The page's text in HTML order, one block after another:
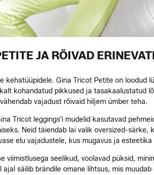
JA RÕIVAD
kehatüüpidele. Gina Tricot Petite on
kohandatud pikkused ja tasakaalustatud
vajadust rõivaid hiljem ümber teha.
Tricot leggings'i mudelid kasutavad
Neid täiendab lai valik oversized-
elu vajadustele, kus mugavus ja
viimistlusega seelikud, voolavad püksid,
säilib brändile omane lihtsus, mis